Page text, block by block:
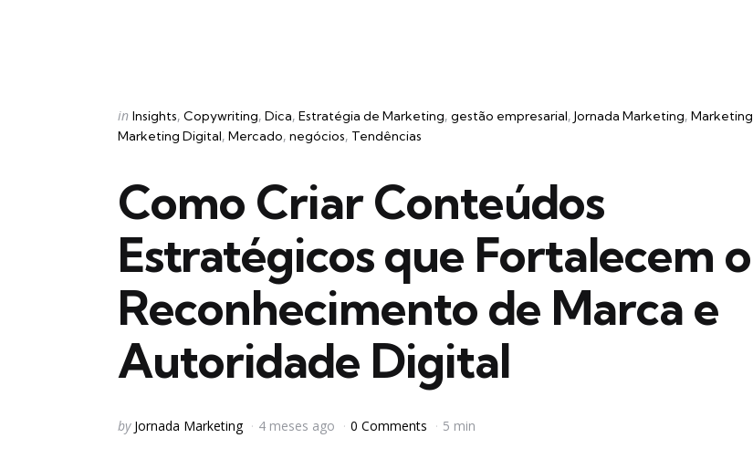
Categories
Posted
in
in Insights Copywriting Dica Estratégia de Marketing gestão empresarial Jornada Marketing Marketing
Marketing Digital Mercado negócios Tendências
Como Criar Conteúdos
Estratégicos que Fortalecem o
Reconhecimento de Marca e
Autoridade Digital
Posted
by Jornada Marketing 4 meses ago 0 Comments 5 min